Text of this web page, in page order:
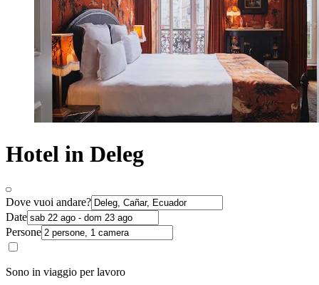
Hotel in Deleg
Dove vuoi andare?
Date
Persone
Sono in viaggio per lavoro